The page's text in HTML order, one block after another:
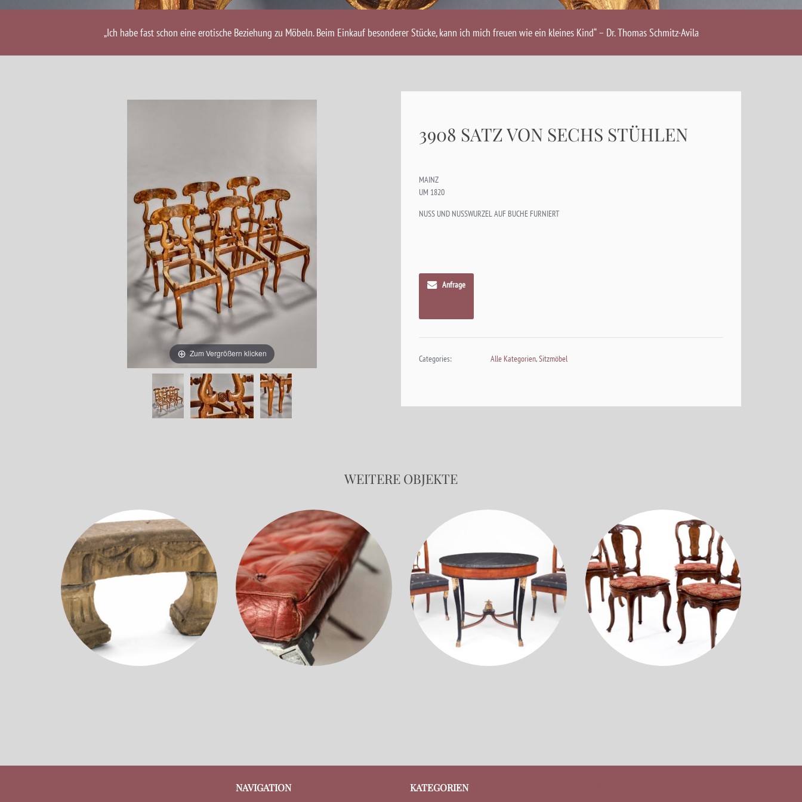
„Ich habe fast schon eine erotische Beziehung zu Möbeln. Beim Einkauf besonderer Stücke, kann ich mich freuen wie ein kleines Kind“ – Dr. Thomas Schmitz-Avila
Zum Vergrößern klicken
3908 SATZ VON SECHS STÜHLEN
MAINZ
UM 1820
NUSS UND NUSSWURZEL AUF BUCHE FURNIERT
Anfrage
Categories: Alle Kategorien,Sitzmöbel
WEITERE OBJEKTE
NAVIGATION KATEGORIEN